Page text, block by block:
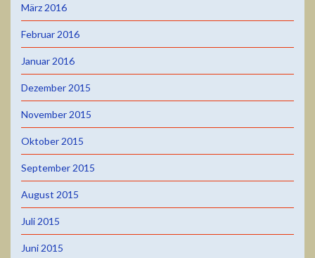
März 2016
Februar 2016
Januar 2016
Dezember 2015
November 2015
Oktober 2015
September 2015
August 2015
Juli 2015
Juni 2015